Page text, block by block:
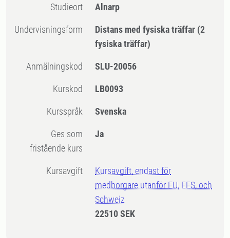
Studieort Alnarp
Undervisningsform Distans med fysiska träffar (2
fysiska träffar)
Anmälningskod SLU-20056
Kurskod LB0093
Kursspråk Svenska
Ges som
fristående kurs
Ja
Kursavgift
Kursavgift, endast för
medborgare utanför EU, EES, och
Schweiz
22510 SEK